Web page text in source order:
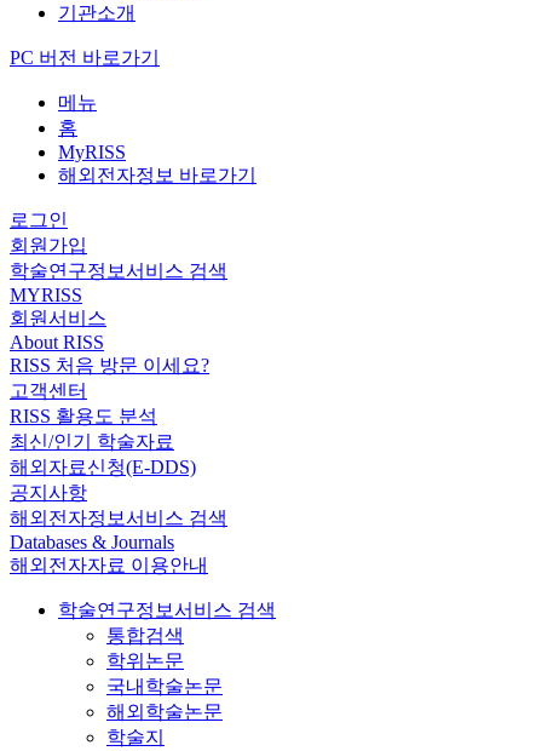
기관소개
PC 버전 바로가기
메뉴
홈
MyRISS
해외전자정보 바로가기
로그인
회원가입
학술연구정보서비스 검색
MYRISS
회원서비스
About RISS
RISS 처음 방문 이세요?
고객센터
RISS 활용도 분석
최신/인기 학술자료
해외자료신청(E-DDS)
공지사항
해외전자정보서비스 검색
Databases & Journals
해외전자자료 이용안내
학술연구정보서비스 검색
통합검색
학위논문
국내학술논문
해외학술논문
학술지